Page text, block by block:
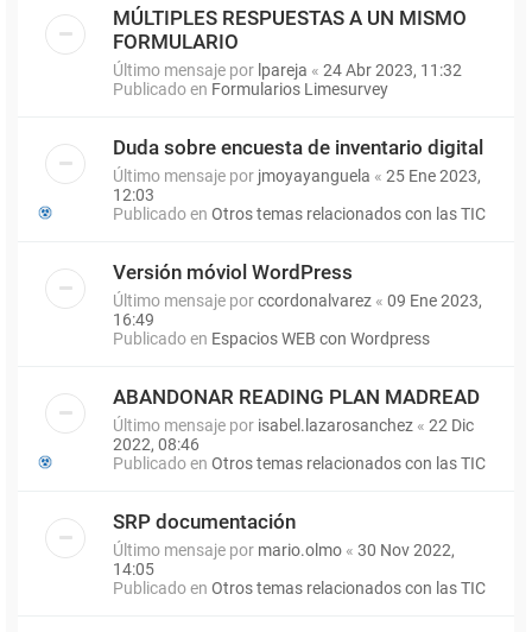
MÚLTIPLES RESPUESTAS A UN MISMO
FORMULARIO
Último mensaje por lpareja « 24 Abr 2023, 11:32
Publicado en Formularios Limesurvey
Duda sobre encuesta de inventario digital
Último mensaje por jmoyayanguela « 25 Ene 2023,
12:03
Publicado en Otros temas relacionados con las TIC
Versión móviol WordPress
Último mensaje porccordonalvarez « 09 Ene 2023,
16:49
Publicado en Espacios WEB con Wordpress
ABANDONAR READING PLAN MADREAD
Último mensaje por isabel.lazarosanchez « 22 Dic
2022, 08:46
Publicado en Otros temas relacionados con las TIC
SRP documentación
Último mensaje por mario.olmo « 30 Nov 2022,
14:05
Publicado en Otros temas relacionados con las TIC